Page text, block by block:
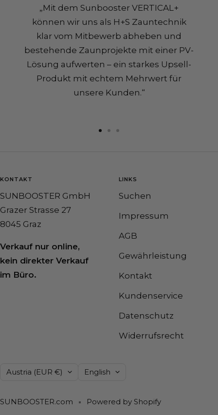
„Mit dem Sunbooster VERTICAL+
können wir uns als H+S Zauntechnik
klar vom Mitbewerb abheben und
bestehende Zaunprojekte mit einer PV-
Lösung aufwerten – ein starkes Upsell-
Produkt mit echtem Mehrwert für
unsere Kunden.“
3
KONTAKT
SUNBOOSTER GmbH
Grazer Strasse 27
8045 Graz
Verkauf nur online,
kein direkter Verkauf
im Büro.
LINKS
Suchen
Impressum
AGB
Gewährleistung
Kontakt
Kundenservice
Datenschutz
Widerrufsrecht
Country/region
Austria (EUR €) Language
English
SUNBOOSTER.com Powered by Shopify